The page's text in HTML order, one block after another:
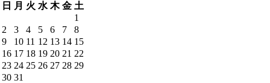
日
月 火 水 木 金 土
1
2
3 4 5 6 7
8
9
10 11 12 13 14 15
16 17 18 19 20 21 22
23 24 25 26 27 28 29
30 31